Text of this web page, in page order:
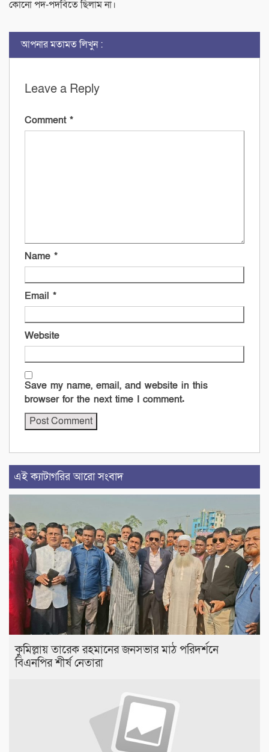
কোনো পদ-পদবিতে ছিলাম না।
আপনার মতামত লিখুন :
Leave a Reply
Comment *
Name *
Email *
Website
Save my name, email, and website in this
browser for the next time I comment.
এই ক্যাটাগরির আরো সংবাদ
কুমিল্লায় তারেক রহমানের জনসভার মাঠ পরিদর্শনে
বিএনপির শীর্ষ নেতারা